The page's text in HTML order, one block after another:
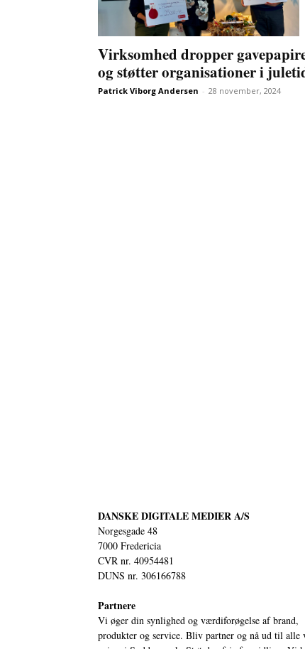
Virksomhed dropper
og støtter organisationer i
Patrick Viborg Andersen - 28 november, 2024
DANSKE DIGITALE MEDIER A/S
Norgesgade 48
7000 Fredericia
CVR nr. 40954481
DUNS nr. 306166788
Partnere
Vi øger din synlighed og værdiforøgelse af brand,
produkter og service. Bliv partner og nå ud til alle